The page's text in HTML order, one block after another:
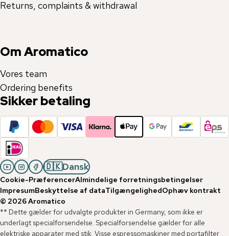
Returns, complaints & withdrawal
Om Aromatico
Vores team
Ordering benefits
Sikker betaling
🇩🇰Dansk
Cookie-PræferencerAlmindelige forretningsbetingelser
ImpresumBeskyttelse af dataTilgængelighedOphæv kontrakt
© 2026Aromatico
** Dette gælder for udvalgte produkter in Germany, som ikke er
underlagt specialforsendelse. Specialforsendelse gælder for alle
elektriske apparater med stik. Visse espressomaskiner med portafilter